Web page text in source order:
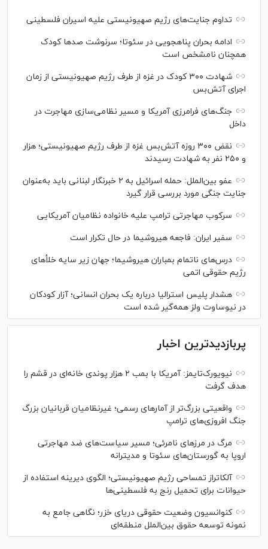
تداوم جنایت‌های رژیم صهیونیستی علیه اسیران فلسطینی
ادامه بحران پناهجویی در سئوتا؛ سرنوشت صدها کودک
همچنان نامشخص است
شهادت ۳۰۰ کودک در غزه از طرف رژیم صهیونیستی از زمان
اجرای آتش‌بس
جنگ‌های فرامرزی آمریکا و مسیر نظامی‌سازی مهاجرت در
داخل
نقض ۳۰۰ روزه آتش‌بس غزه از طرف رژیم صهیونیستی؛ هزار
و ۲۵۰ نفر به شهادت رسیدند
عفو بین‌الملل: حمله اسرائیل به ۲ خبرنگار لبنانی باید به‌عنوان
جنایت جنگی مورد بررسی قرار گیرد
سرکوب مهاجرتی ترامپ علیه خانواده نظامیان آمریکایی
سفیر ایران: فاجعه هیروشیما در حال تکرار است
درس‌های ناتمام بمباران هیروشیما؛ جهان زیر سایه خلأ‌های
رژیم حقوقی اتمی
هشدار پلیس استرالیا درباره یک بحران انسانی؛ آزار کودکان
در نیوساوت ولز همه‌گیر شده است
پربازدیدترین اخبار
نیویورک‌تایمز: آمریکا با بمب ۲ هزار پوندی خانه‌ای در قشم را
هدف گرفت
واقعیتی بزرگ‌تر از آمار‌های رسمی؛ غیرنظامیان قربانیان بزرگ
جنگ افروزی‌های ترامپ
مرگ در مرز‌های نامرئی؛ مسیر سیاست‌های ضد مهاجرتی
اروپا به گورستان‌های سئوتا و مدیترانه
آلکاتراز تمساحی رژیم صهیونیستی؛ الگوی دیرینه استفاده از
حیوانات برای تحمیل رنج به فلسطینی‌ها
کنوانسیون وضعیت حقوقی دریای خزر؛ نگاهی جامع به
نمونه توسعه حقوق بین‌الملل منطقه‌ای